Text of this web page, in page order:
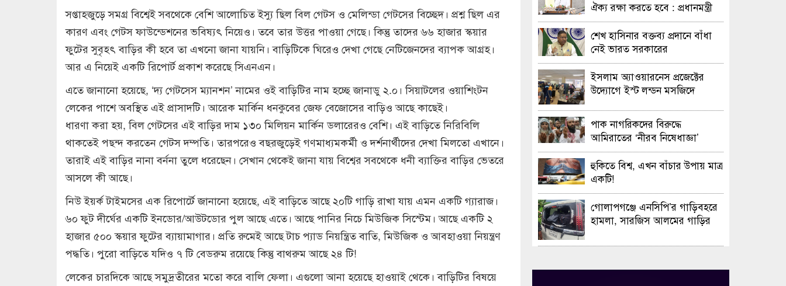
সপ্তাহজুড়ে সমগ্র বিশ্বেই সবথেকে বেশি আলোচিত ইস্যু ছিল বিল গেটস ও মেলিন্ডা গেটসের বিচ্ছেদ। প্রশ্ন ছিল এর
কারণ এবং গেটস ফাউন্ডেশনের ভবিষ্যৎ নিয়েও। তবে তার উত্তর পাওয়া গেছে। কিন্তু তাদের ৬৬ হাজার স্কয়ার
ফুটের সুবৃহৎ বাড়ির কী হবে তা এখনো জানা যায়নি। বাড়িটিকে ঘিরেও দেখা গেছে নেটিজেনদের ব্যাপক আগ্রহ।
আর এ নিয়েই একটি রিপোর্ট প্রকাশ করেছে সিএনএন।
এতে জানানো হয়েছে, ‘দ্য গেটসেস ম্যানশন’ নামের ওই বাড়িটির নাম হচ্ছে জানাডু ২.০। সিয়াটলের ওয়াশিংটন
লেকের পাশে অবস্থিত এই প্রাসাদটি। আরেক মার্কিন ধনকুবের জেফ বেজোসের বাড়িও আছে কাছেই।
ধারণা করা হয়, বিল গেটসের এই বাড়ির দাম ১৩০ মিলিয়ন মার্কিন ডলারেরও বেশি। এই বাড়িতে নিরিবিলি
থাকতেই পছন্দ করতেন গেটস দম্পতি। তারপরেও বছরজুড়েই গণমাধ্যমকর্মী ও দর্শনার্থীদের দেখা মিলতো এখানে।
তারাই এই বাড়ির নানা বর্ননা তুলে ধরেছেন। সেখান থেকেই জানা যায় বিশ্বের সবথেকে ধনী ব্যাক্তির বাড়ির ভেতরে
আসলে কী আছে।
নিউ ইয়র্ক টাইমসের এক রিপোর্টে জানানো হয়েছে, এই বাড়িতে আছে ২০টি গাড়ি রাখা যায় এমন একটি গ্যারাজ।
৬০ ফুট দীর্ঘের একটি ইনডোর/আউটডোর পুল আছে এতে। আছে পানির নিচে মিউজিক সিস্টেম। আছে একটি ২
হাজার ৫০০ স্কয়ার ফুটের ব্যায়ামাগার। প্রতি রুমেই আছে টাচ প্যাড নিয়ন্ত্রিত বাতি, মিউজিক ও আবহাওয়া নিয়ন্ত্রণ
পদ্ধতি। পুরো বাড়িতে যদিও ৭ টি বেডরুম রয়েছে কিন্তু বাথরুম আছে ২৪ টি!
লেকের চারদিকে আছে সমুদ্রতীরের মতো করে বালি ফেলা। এগুলো আনা হয়েছে হাওয়াই থেকে। বাড়িটির বিষয়ে
ঐক্য রক্ষা করতে হবে : প্রধানমন্ত্রী
শেখ হাসিনার বক্তব্য প্রদানে বাঁধা
নেই ভারত সরকারের
ইসলাম অ্যাওয়ারনেস প্রজেক্টের
উদ্যোগে ইস্ট লন্ডন মসজিদে
ও এক্সিবিশন
পাক নাগরিকদের বিরুদ্ধে
আমিরাতের ‘নীরব নিষেধাজ্ঞা’
হুকিতে বিশ্ব, এখন বাঁচার উপায় মাত্র
একটি!
গোলাপগঞ্জে এনসিপি’র গাড়িবহরে
হামলা, সারজিস আলমের গাড়ির